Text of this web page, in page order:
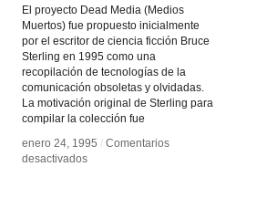
El proyecto Dead Media (Medios
Muertos) fue propuesto inicialmente
por el escritor de ciencia ficción Bruce
Sterling en 1995 como una
recopilación de tecnologías de la
comunicación obsoletas y olvidadas.
La motivación original de Sterling para
compilar la colección fue
enero 24, 1995 / Comentarios
desactivadosen
enero 24, 1995 / Comentarios
desactivadosen